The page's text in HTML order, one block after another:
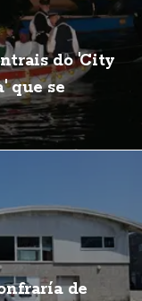
do 'City
que se
de